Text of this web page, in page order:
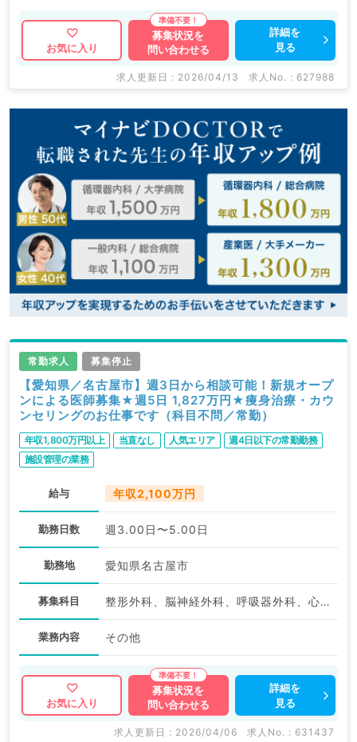
AGA外来未経験の先生もご応募歓迎です！
マイナビDOCTORでは病院やクリニックなどの医療機
関求人はもちろんのこと、
求人内容の詳細等はお気軽にお問合せ下さい。
お気に入り
募集状況を
問い合わせる
詳細を
見る
求人更新日 : 2026/04/13 求人No. : 627988
常勤求人 募集停止
【愛知県／名古屋市】週3日から相談可能！新規オープ
ンによる医師募集★週5日 1,827万円★痩身治療・カウ
ンセリングのお仕事です（科目不問／常勤）
年収1,800万円以上 当直なし 人気エリア
週4日以下の常勤勤務
施設管理の業務
給与 年収2,100万円
勤務日数 週3.00日〜5.00日
勤務地 愛知県名古屋市
募集科目 整形外科、脳神経外科、呼吸器外科、心臓血管外科、一般内科、循環器内科、呼吸器内科、消化器内科、内分泌・代謝内科、腎臓内科、外科系全般、一般外科、消化器外科、科目不問
業務内容 その他
お気に入り
募集状況を
問い合わせる
詳細を
見る
求人更新日 : 2026/04/06 求人No. : 631437